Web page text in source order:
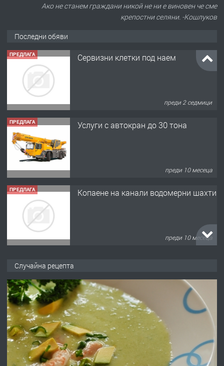
Ако не станем граждани никой не ни е виновен че сме
крепостни селяни. -Кошлуков
Последни обяви
ПРЕДЛАГА Сервизни клетки под наем
преди 2 седмици
ПРЕДЛАГА Услуги с автокран до 30 тона
преди 10 месеца
ПРЕДЛАГА Копаене на канали водомерни шахти
преди 10 месеца
преди 11 месеца
ПРЕДЛАГА
Отпушване на канали тоалетни
вертикални щрангове
Случайна рецепта